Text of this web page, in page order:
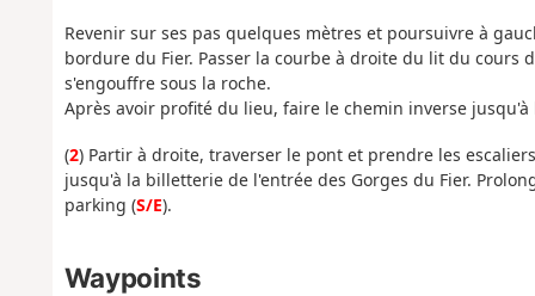
Revenir sur ses pas quelques mètres et poursuivre à
bordure du Fier. Passer la courbe à droite du lit du
s'engouffre sous la roche.
Après avoir profité du lieu, faire le chemin inverse
(2) Partir à droite, traverser le pont et prendre les
jusqu'à la billetterie de l'entrée des Gorges du Fier.
parking (S/E).
Waypoints